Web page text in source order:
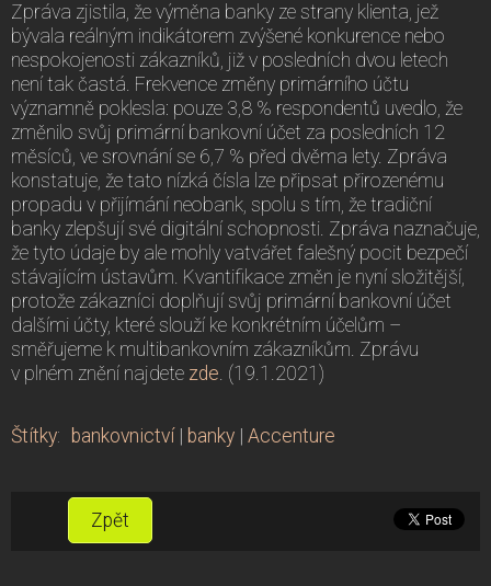
Zpráva zjistila, že výměna banky ze strany klienta, jež
bývala reálným indikátorem zvýšené konkurence nebo
nespokojenosti zákazníků, již v posledních dvou letech
není tak častá. Frekvence změny primárního účtu
významně poklesla: pouze 3,8 % respondentů uvedlo, že
změnilo svůj primární bankovní účet za posledních 12
měsíců, ve srovnání se 6,7 % před dvěma lety. Zpráva
konstatuje, že tato nízká čísla lze připsat přirozenému
propadu v přijímání neobank, spolu s tím, že tradiční
banky zlepšují své digitální schopnosti. Zpráva naznačuje,
že tyto údaje by ale mohly vatvářet falešný pocit bezpečí
stávajícím ústavům. Kvantifikace změn je nyní složitější,
protože zákazníci doplňují svůj primární bankovní účet
dalšími účty, které slouží ke konkrétním účelům –
směřujeme k multibankovním zákazníkům. Zprávu
v plném znění najdete zde. (19.1.2021)
Štítky: bankovnictví banky Accenture
Zpět